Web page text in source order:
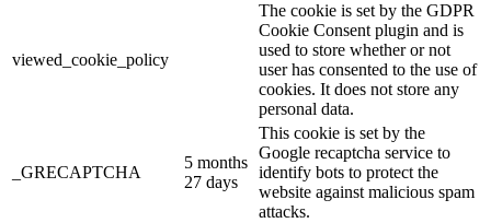
viewed_cookie_policy
The cookie is set by the GDPR
Cookie Consent plugin and is
used to store whether or not
user has consented to the use of
cookies. It does not store any
personal data.
_GRECAPTCHA
5 months
27 days
This cookie is set by the
Google recaptcha service to
identify bots to protect the
website against malicious spam
attacks.